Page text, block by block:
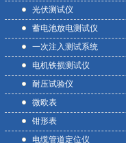
光伏测试仪
蓄电池放电测试仪
一次注入测试系统
电机铁损测试仪
耐压试验仪
微欧表
钳形表
电缆管道定位仪